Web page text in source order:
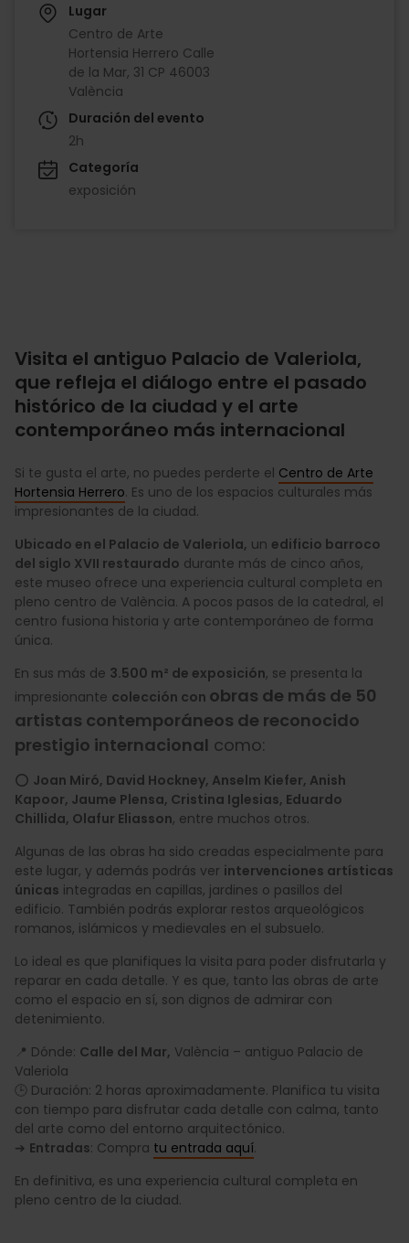
Lugar
Centro de Arte
Hortensia Herrero Calle
de la Mar, 31 CP 46003
València
Duración del evento
2h
Categoría
exposición
Visita el antiguo Palacio de Valeriola,
que refleja el diálogo entre el pasado
histórico de la ciudad y el arte
contemporáneo más internacional
Si te gusta el arte, no puedes perderte el Centro de Arte
Hortensia Herrero. Es uno de los espacios culturales más
impresionantes de la ciudad.
Ubicado en el Palacio de Valeriola, un edificio barroco
del siglo XVII restaurado durante más de cinco años,
este museo ofrece una experiencia cultural completa en
pleno centro de València. A pocos pasos de la catedral, el
centro fusiona historia y arte contemporáneo de forma
única.
En sus más de 3.500 m² de exposición, se presenta la
impresionante colección con obras de más de 50
artistas contemporáneos de reconocido
prestigio internacional como:
⭕ Joan Miró, David Hockney, Anselm Kiefer, Anish
Kapoor, Jaume Plensa, Cristina Iglesias, Eduardo
Chillida, Olafur Eliasson, entre muchos otros.
Algunas de las obras ha sido creadas especialmente para
este lugar, y además podrás ver intervenciones artísticas
únicas integradas en capillas, jardines o pasillos del
edificio. También podrás explorar restos arqueológicos
romanos, islámicos y medievales en el subsuelo.
Lo ideal es que planifiques la visita para poder disfrutarla y
reparar en cada detalle. Y es que, tanto las obras de arte
como el espacio en sí, son dignos de admirar con
detenimiento.
📍 Dónde: Calle del Mar, València – antiguo Palacio de
Valeriola
🕒 Duración: 2 horas aproximadamente. Planifica tu visita
con tiempo para disfrutar cada detalle con calma, tanto
del arte como del entorno arquitectónico.
➔ Entradas: Compra tu entrada aquí.
En definitiva, es una experiencia cultural completa en
pleno centro de la ciudad.